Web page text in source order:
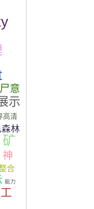
意
示
高清
林
矿
神
合
能力